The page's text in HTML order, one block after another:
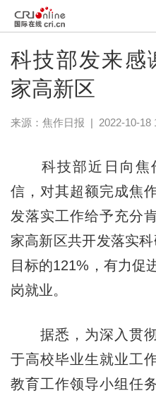
科技部发来感
家高新区
来源： 焦作日报 | 2022-10-18
科技部近日向焦
信，对其超额完成焦
发落实工作给予充分
家高新区共开发落实
目标的121%，有力促
岗就业。
据悉，为深入贯彻
于高校毕业生就业工
教育工作领导小组任